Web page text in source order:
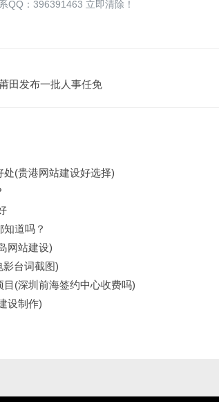
QQ：396391463 立即清除！
田发布一批人事任免
(贵港网站建设好选择)
道吗？
网站建设)
影台词截图)
目(深圳前海签约中心收费吗)
设制作)